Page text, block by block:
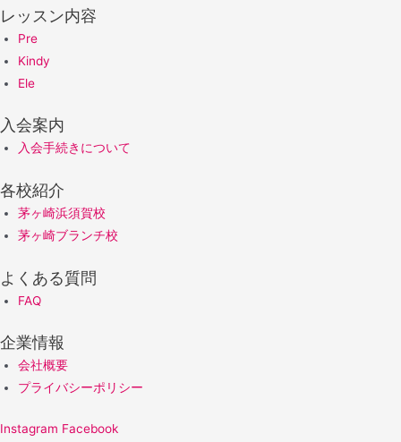
レッスン内容
Pre
Kindy
Ele
入会案内
入会手続きについて
各校紹介
茅ヶ崎浜須賀校
茅ヶ崎ブランチ校
よくある質問
FAQ
企業情報
会社概要
プライバシーポリシー
Instagram Facebook